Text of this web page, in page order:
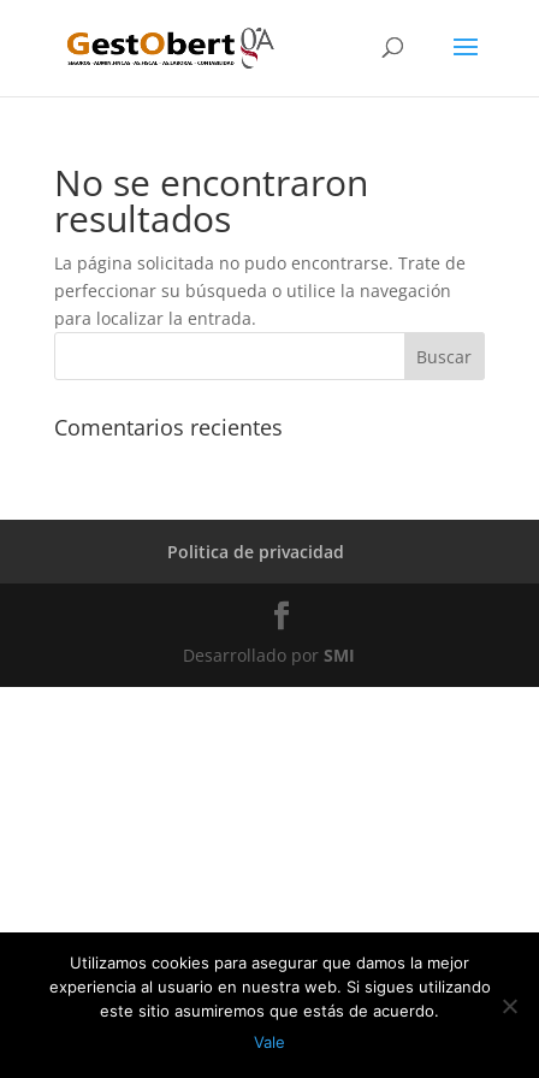
No se encontraron
resultados
La página solicitada no pudo encontrarse. Trate de
perfeccionar su búsqueda o utilice la navegación
para localizar la entrada.
Comentarios recientes
Politica de privacidad
Desarrollado porSMI
Utilizamos cookies para asegurar que damos la mejor
experiencia al usuario en nuestra web. Si sigues utilizando
este sitio asumiremos que estás de acuerdo.
Vale